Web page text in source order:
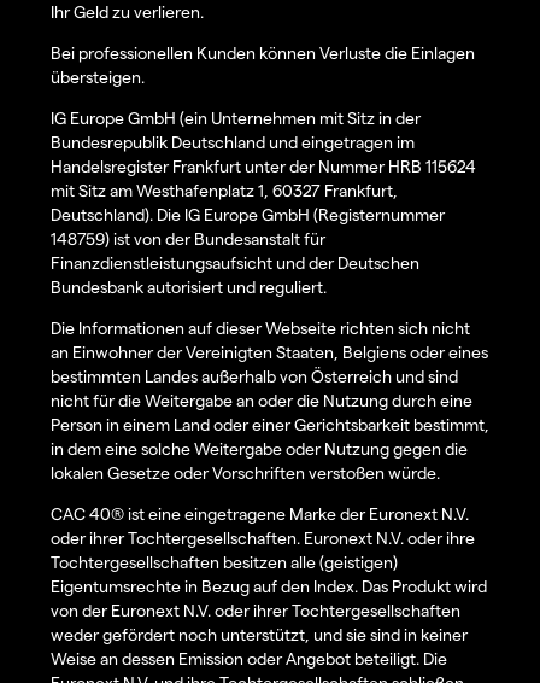
Ihr Geld zu verlieren.
Bei professionellen Kunden können Verluste die Einlagen
übersteigen.
IG Europe GmbH (ein Unternehmen mit Sitz in der
Bundesrepublik Deutschland und eingetragen im
Handelsregister Frankfurt unter der Nummer HRB 115624
mit Sitz am Westhafenplatz 1, 60327 Frankfurt,
Deutschland). Die IG Europe GmbH (Registernummer
148759) ist von der Bundesanstalt für
Finanzdienstleistungsaufsicht und der Deutschen
Bundesbank autorisiert und reguliert.
Die Informationen auf dieser Webseite richten sich nicht
an Einwohner der Vereinigten Staaten, Belgiens oder eines
bestimmten Landes außerhalb von Österreich und sind
nicht für die Weitergabe an oder die Nutzung durch eine
Person in einem Land oder einer Gerichtsbarkeit bestimmt,
in dem eine solche Weitergabe oder Nutzung gegen die
lokalen Gesetze oder Vorschriften verstoßen würde.
CAC 40® ist eine eingetragene Marke der Euronext N.V.
oder ihrer Tochtergesellschaften. Euronext N.V. oder ihre
Tochtergesellschaften besitzen alle (geistigen)
Eigentumsrechte in Bezug auf den Index. Das Produkt wird
von der Euronext N.V. oder ihrer Tochtergesellschaften
weder gefördert noch unterstützt, und sie sind in keiner
Weise an dessen Emission oder Angebot beteiligt. Die